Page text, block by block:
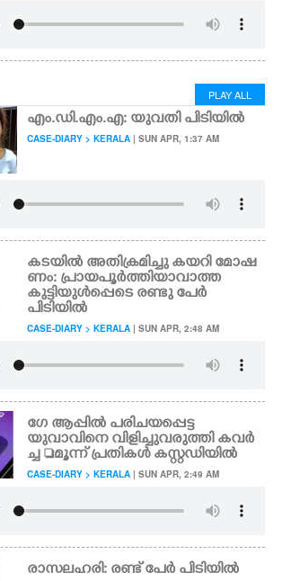
PLAY ALL
എം.​ഡി.​എം.​എ​: യുവതി പി​ടി​യിൽ
CASE-DIARY > KERALA | SUN APR, 1:37 AM
കടയിൽ അതിക്രമിച്ചു കയറി മോഷ
ണം: പ്രായപൂർത്തിയാവാത്ത
കുട്ടിയുൾപ്പെടെ രണ്ടു പേർ
പിടിയിൽ
CASE-DIARY > KERALA | SUN APR, 2:48 AM
ഗേ ആപ്പിൽ പരിചയപ്പെട്ട
യുവാവിനെ വിളിച്ചുവരുത്തി കവ‌ർ
ച്ച മൂന്ന് പ്രതികൾ കസ്റ്റഡിയിൽ
CASE-DIARY > KERALA | SUN APR, 2:49 AM
രാസലഹരി: രണ്ട് പേർ പിടിയിൽ